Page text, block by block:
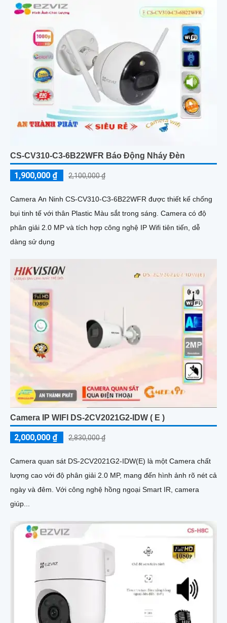
CS-CV310-C3-6B22WFR Báo Động Nháy Đèn
1,900,000 ₫ 2,100,000 ₫
Camera An Ninh CS-CV310-C3-6B22WFR được thiết kế chống
bụi tinh tế với thân Plastic Màu sắt trong sáng. Camera có độ
phân giải 2.0 MP và tích hợp công nghệ IP Wifi tiên tiến, dễ
dàng sử dụng
Camera IP WIFI DS-2CV2021G2-IDW ( E )
2,000,000 ₫ 2,830,000 ₫
Camera quan sát DS-2CV2021G2-IDW(E) là một Camera chất
lượng cao với độ phân giải 2.0 MP, mang đến hình ảnh rõ nét cả
ngày và đêm. Với công nghệ hồng ngoại Smart IR, camera
giúp...